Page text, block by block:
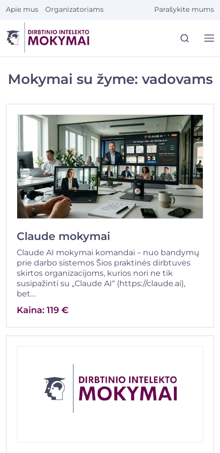
Eiti
turinio
Apie mus Organizatoriams Parašykite mums
Mokymai su žyme: vadovams
Claude mokymai
Claude AI mokymai komandai – nuo bandymų
prie darbo sistemos Šios praktinės dirbtuvės
skirtos organizacijoms, kurios nori ne tik
susipažinti su „Claude AI“ (https://claude.ai),
bet…
Kaina: 119 €